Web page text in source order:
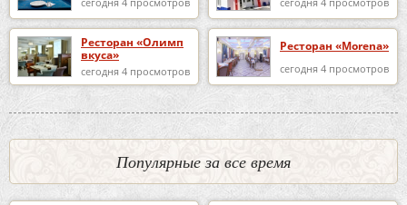
Ресторан «Олимп
вкуса»
сегодня 4 просмотров
Ресторан «Morena»
сегодня 4 просмотров
Популярные за все время